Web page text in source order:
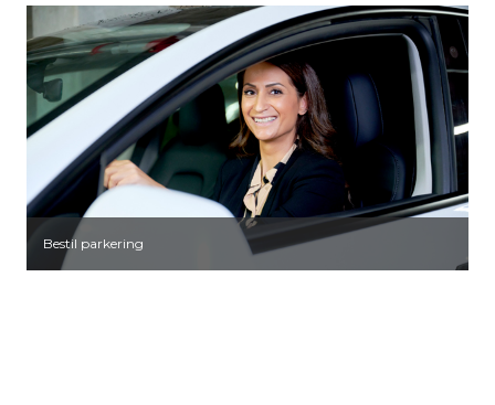
Bestil parkering